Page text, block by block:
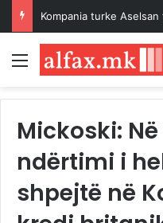
Menu
Mickoski:
ndërtimi i
shpejtë në